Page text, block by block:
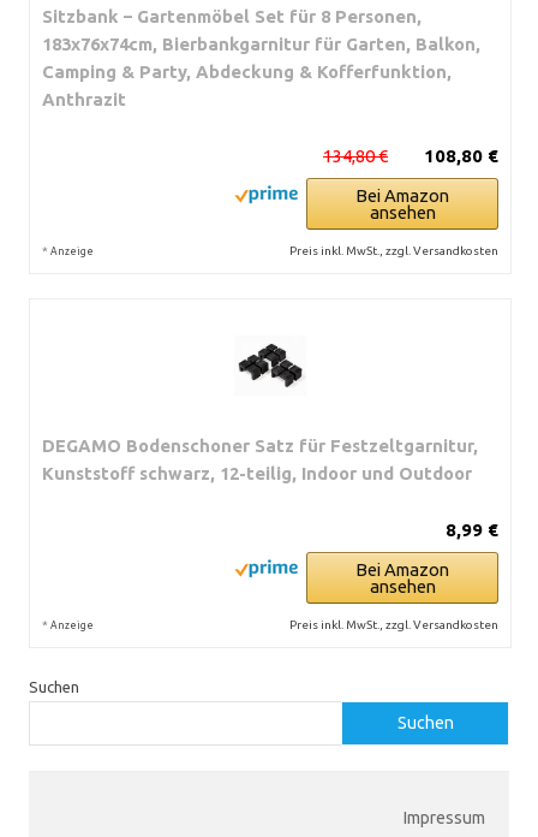
Sitzbank – Gartenmöbel Set für 8 Personen,
183x76x74cm, Bierbankgarnitur für Garten, Balkon,
Camping & Party, Abdeckung & Kofferfunktion,
Anthrazit
108,80 €
134,80 €
Bei Amazon
ansehen
* Anzeige Preis inkl. MwSt., zzgl. Versandkosten
DEGAMO Bodenschoner Satz für Festzeltgarnitur,
Kunststoff schwarz, 12-teilig, Indoor und Outdoor
8,99 €
Bei Amazon
ansehen
* Anzeige Preis inkl. MwSt., zzgl. Versandkosten
Suchen
Suchen
Impressum